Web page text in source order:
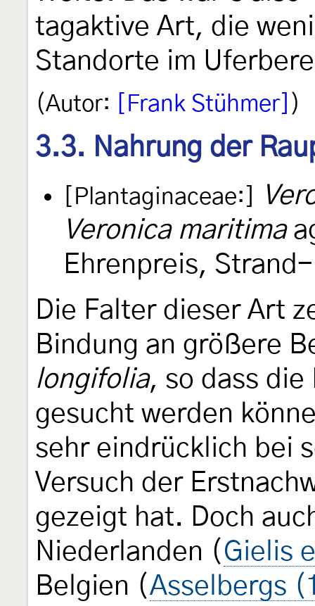
tagaktive Art, die
Standorte im
(Autor: [Frank Stühmer] )
3.3. Nahrung der
[Plantaginaceae:]
Veronica maritima
Ehrenpreis,
Die Falter dieser Art
Bindung an größere
longifolia, so dass
gesucht werden
sehr eindrücklich bei
Versuch der
gezeigt hat. Doch
Niederlanden ( Gielis
Belgien (Asselbergs